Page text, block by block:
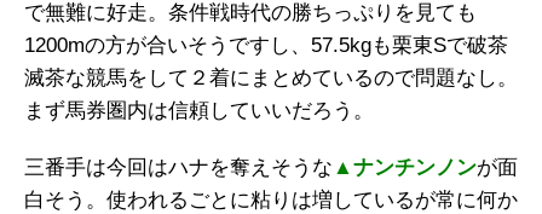
で無難に好走。条件戦時代の勝ちっぷりを見ても
1200mの方が合いそうですし、57.5kgも栗東Sで破茶
滅茶な競馬をして２着にまとめているので問題なし。
まず馬券圏内は信頼していいだろう。
三番手は今回はハナを奪えそうな ▲ナンチンノンが面
白そう。使われるごとに粘りは増しているが常に何か